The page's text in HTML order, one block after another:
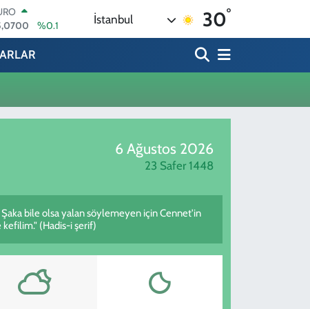
%0.1
%0.21
%48
İstanbul 30°
6 Ağustos 2026
23 Safer 1448
bile olsa yalan söylemeyen için Cennet'in
kefilim." (Hadis-i şerif)